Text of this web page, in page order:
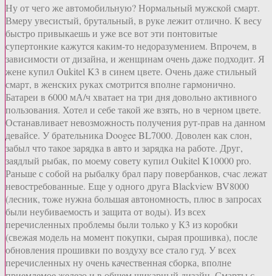
Ну от чего же автомобильную? Нормальный мужской смарт.
Вмеру увесистый, брутальный, в руке лежит отлично. К весу
быстро привыкаешь и уже все вот эти понтовитые
супертонкие кажутся каким-то недоразумением. Впрочем, в
зависимости от дизайна, и женщинам очень даже подходит. Я
жене купил Oukitel K3 в синем цвете. Очень даже стильный
смарт, в женских руках смотрится вполне гармонично.
Батареи в 6000 мА/ч хватает на три дня довольно активного
пользования. Хотел и себе такой же взять, но в черном цвете.
Останавливает невозможность получения рут-прав на данном
девайсе. У брательника Doogee BL7000. Доволен как слон,
забыл что такое зарядка в авто и зарядка на работе. Друг,
заядлый рыбак, по моему совету купил Oukitel K10000 pro.
Раньше с собой на рыбалку брал пару повербанков, счас лежат
невостребованные. Еще у одного друга Blackview BV8000
(лесник, тоже нужна большая автономность, плюс в запросах
были неубиваемость и защита от воды). Из всех
перечисленных проблемы были только у К3 из коробки
(свежая модель на момент покупки, сырая прошивка), после
обновления прошивки по воздуху все стало гуд. У всех
перечисленных ну очень качественная сборка, вполне